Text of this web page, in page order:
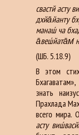
свастй асту
дхйа̄йанту
манаш́ ча
а̄веш́йата̄м̇
(ШБ. 5.18.9)
В этом
знать
Прахлада
всего мира.
асту